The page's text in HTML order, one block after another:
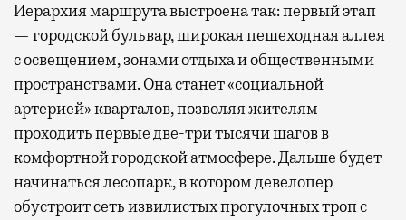
Иерархия маршрута выстроена так: первый этап
— городской бульвар, широкая пешеходная аллея
с освещением, зонами отдыха и общественными
пространствами. Она станет «социальной
артерией» кварталов, позволяя жителям
проходить первые две-три тысячи шагов в
комфортной городской атмосфере. Дальше будет
начинаться лесопарк, в котором девелопер
обустроит сеть извилистых прогулочных троп с